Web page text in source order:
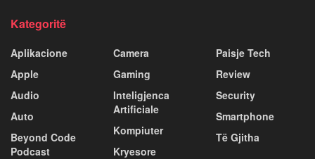
Kategoritë
Aplikacione
Apple
Audio
Auto
Beyond Code
Podcast
Camera
Gaming
Inteligjenca
Artificiale
Kompiuter
Kryesore
Paisje Tech
Review
Security
Smartphone
Të Gjitha